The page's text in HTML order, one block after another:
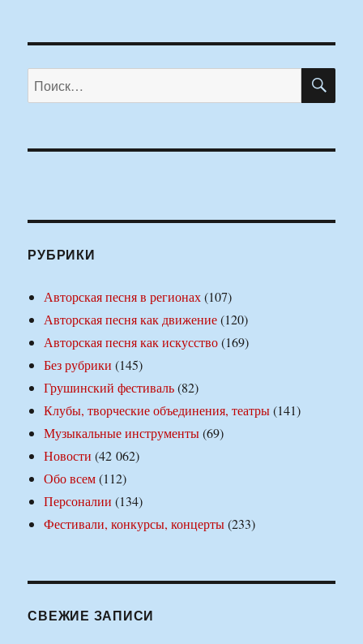
Искать:
РУБРИКИ
Авторская песня в регионах(107)
Авторская песня как движение(120)
Авторская песня как искусство(169)
Без рубрики (145)
Грушинский фестиваль(82)
Клубы, творческие объединения, театры(141)
Музыкальные инструменты(69)
Новости (42 062)
Обо всем(112)
Персоналии (134)
Фестивали, конкурсы, концерты(233)
СВЕЖИЕ ЗАПИСИ